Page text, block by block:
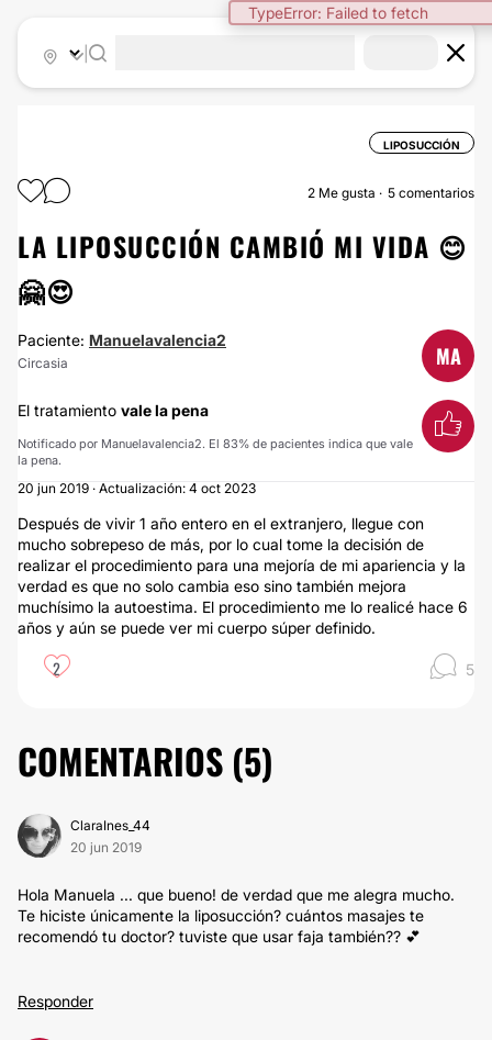
TypeError: Failed to fetch
LIPOSUCCIÓN
2 Me gusta 5 comentarios
LA LIPOSUCCIÓN CAMBIÓ MI VIDA 😊
🤗😍
Paciente: Manuelavalencia2
Circasia MA
El tratamiento vale la pena
Notificado por Manuelavalencia2. El 83% de pacientes indica que vale
la pena.
20 jun 2019 · Actualización: 4 oct 2023
Después de vivir 1 año entero en el extranjero, llegue con
mucho sobrepeso de más, por lo cual tome la decisión de
realizar el procedimiento para una mejoría de mi apariencia y la
verdad es que no solo cambia eso sino también mejora
muchísimo la autoestima. El procedimiento me lo realicé hace 6
años y aún se puede ver mi cuerpo súper definido.
2 5
COMENTARIOS (5)
ClaraInes_44
20 jun 2019
Hola Manuela ... que bueno! de verdad que me alegra mucho.
Te hiciste únicamente la liposucción? cuántos masajes te
recomendó tu doctor? tuviste que usar faja también?? 💕
Responder